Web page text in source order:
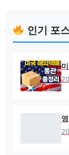
인기 포